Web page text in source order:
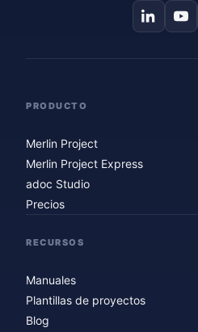
PRODUCTO
Merlin Project
Merlin Project Express
adoc Studio
Precios
RECURSOS
Manuales
Plantillas de proyectos
Blog